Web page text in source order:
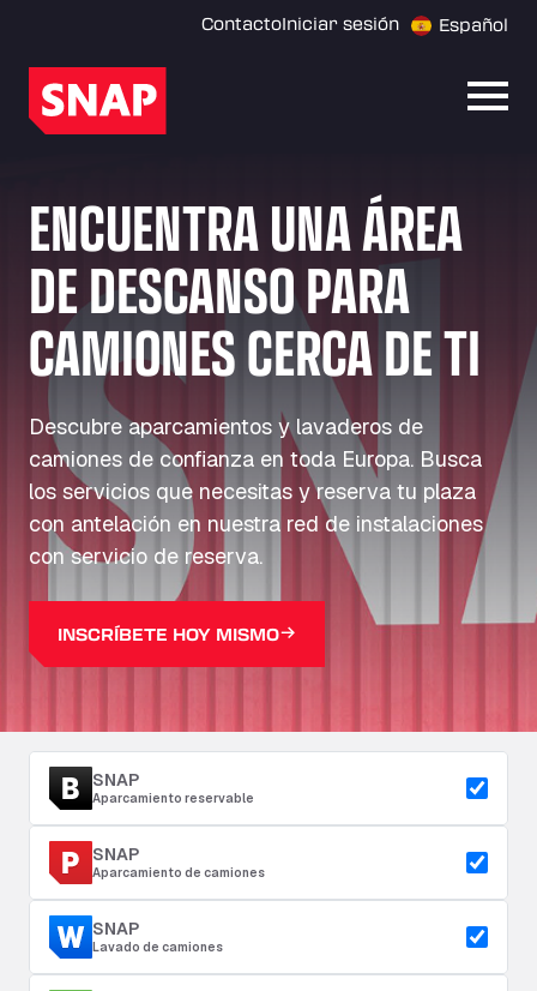
ContactoIniciar sesión Español
ENCUENTRA UNA ÁREA
DE DESCANSO PARA
CAMIONES CERCA DE TI
Descubre aparcamientos y lavaderos de
camiones de confianza en toda Europa. Busca
los servicios que necesitas y reserva tu plaza
con antelación en nuestra red de instalaciones
con servicio de reserva.
INSCRÍBETE HOY MISMO
SNAP
Aparcamiento reservable
SNAP
Aparcamiento de camiones
SNAP
Lavado de camiones